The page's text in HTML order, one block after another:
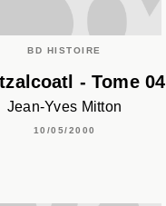
BD HISTOIRE
- Tome 04
Jean-Yves Mitton
10/05/2000